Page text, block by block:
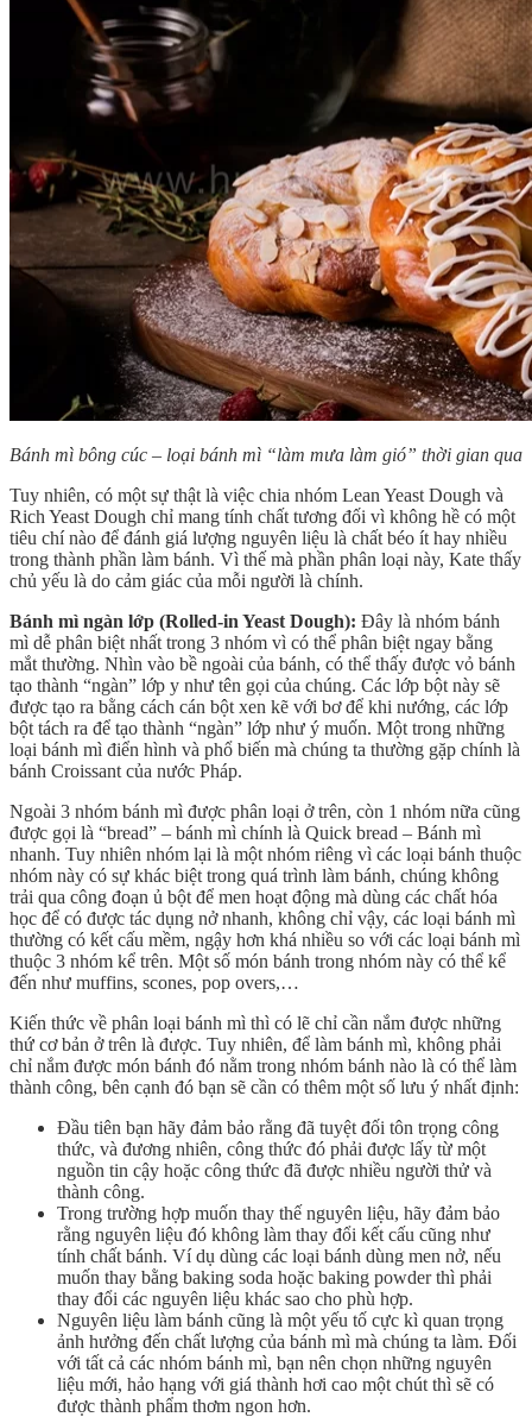
Bánh mì bông cúc – loại bánh mì “làm mưa làm gió” thời gian qua
Tuy nhiên, có một sự thật là việc chia nhóm Lean Yeast Dough và
Rich Yeast Dough chỉ mang tính chất tương đối vì không hề có một
tiêu chí nào để đánh giá lượng nguyên liệu là chất béo ít hay nhiều
trong thành phần làm bánh. Vì thế mà phần phân loại này, Kate thấy
chủ yếu là do cảm giác của mỗi người là chính.
Bánh mì ngàn lớp (Rolled-in Yeast Dough): Đây là nhóm bánh
mì dễ phân biệt nhất trong 3 nhóm vì có thể phân biệt ngay bằng
mắt thường. Nhìn vào bề ngoài của bánh, có thể thấy được vỏ bánh
tạo thành “ngàn” lớp y như tên gọi của chúng. Các lớp bột này sẽ
được tạo ra bằng cách cán bột xen kẽ với bơ để khi nướng, các lớp
bột tách ra để tạo thành “ngàn” lớp như ý muốn. Một trong những
loại bánh mì điển hình và phổ biến mà chúng ta thường gặp chính là
bánh Croissant của nước Pháp.
Ngoài 3 nhóm bánh mì được phân loại ở trên, còn 1 nhóm nữa cũng
được gọi là “bread” – bánh mì chính là Quick bread – Bánh mì
nhanh. Tuy nhiên nhóm lại là một nhóm riêng vì các loại bánh thuộc
nhóm này có sự khác biệt trong quá trình làm bánh, chúng không
trải qua công đoạn ủ bột để men hoạt động mà dùng các chất hóa
học để có được tác dụng nở nhanh, không chỉ vậy, các loại bánh mì
thường có kết cấu mềm, ngậy hơn khá nhiều so với các loại bánh mì
thuộc 3 nhóm kể trên. Một số món bánh trong nhóm này có thể kể
đến như muffins, scones, pop overs,…
Kiến thức về phân loại bánh mì thì có lẽ chỉ cần nắm được những
thứ cơ bản ở trên là được. Tuy nhiên, để làm bánh mì, không phải
chỉ nắm được món bánh đó nằm trong nhóm bánh nào là có thể làm
thành công, bên cạnh đó bạn sẽ cần có thêm một số lưu ý nhất định:
Đầu tiên bạn hãy đảm bảo rằng đã tuyệt đối tôn trọng công
thức, và đương nhiên, công thức đó phải được lấy từ một
nguồn tin cậy hoặc công thức đã được nhiều người thử và
thành công.
Trong trường hợp muốn thay thế nguyên liệu, hãy đảm bảo
rằng nguyên liệu đó không làm thay đổi kết cấu cũng như
tính chất bánh. Ví dụ dùng các loại bánh dùng men nở, nếu
muốn thay bằng baking soda hoặc baking powder thì phải
thay đổi các nguyên liệu khác sao cho phù hợp.
Nguyên liệu làm bánh cũng là một yếu tố cực kì quan trọng
ảnh hưởng đến chất lượng của bánh mì mà chúng ta làm. Đối
với tất cả các nhóm bánh mì, bạn nên chọn những nguyên
liệu mới, hảo hạng với giá thành hơi cao một chút thì sẽ có
được thành phẩm thơm ngon hơn.